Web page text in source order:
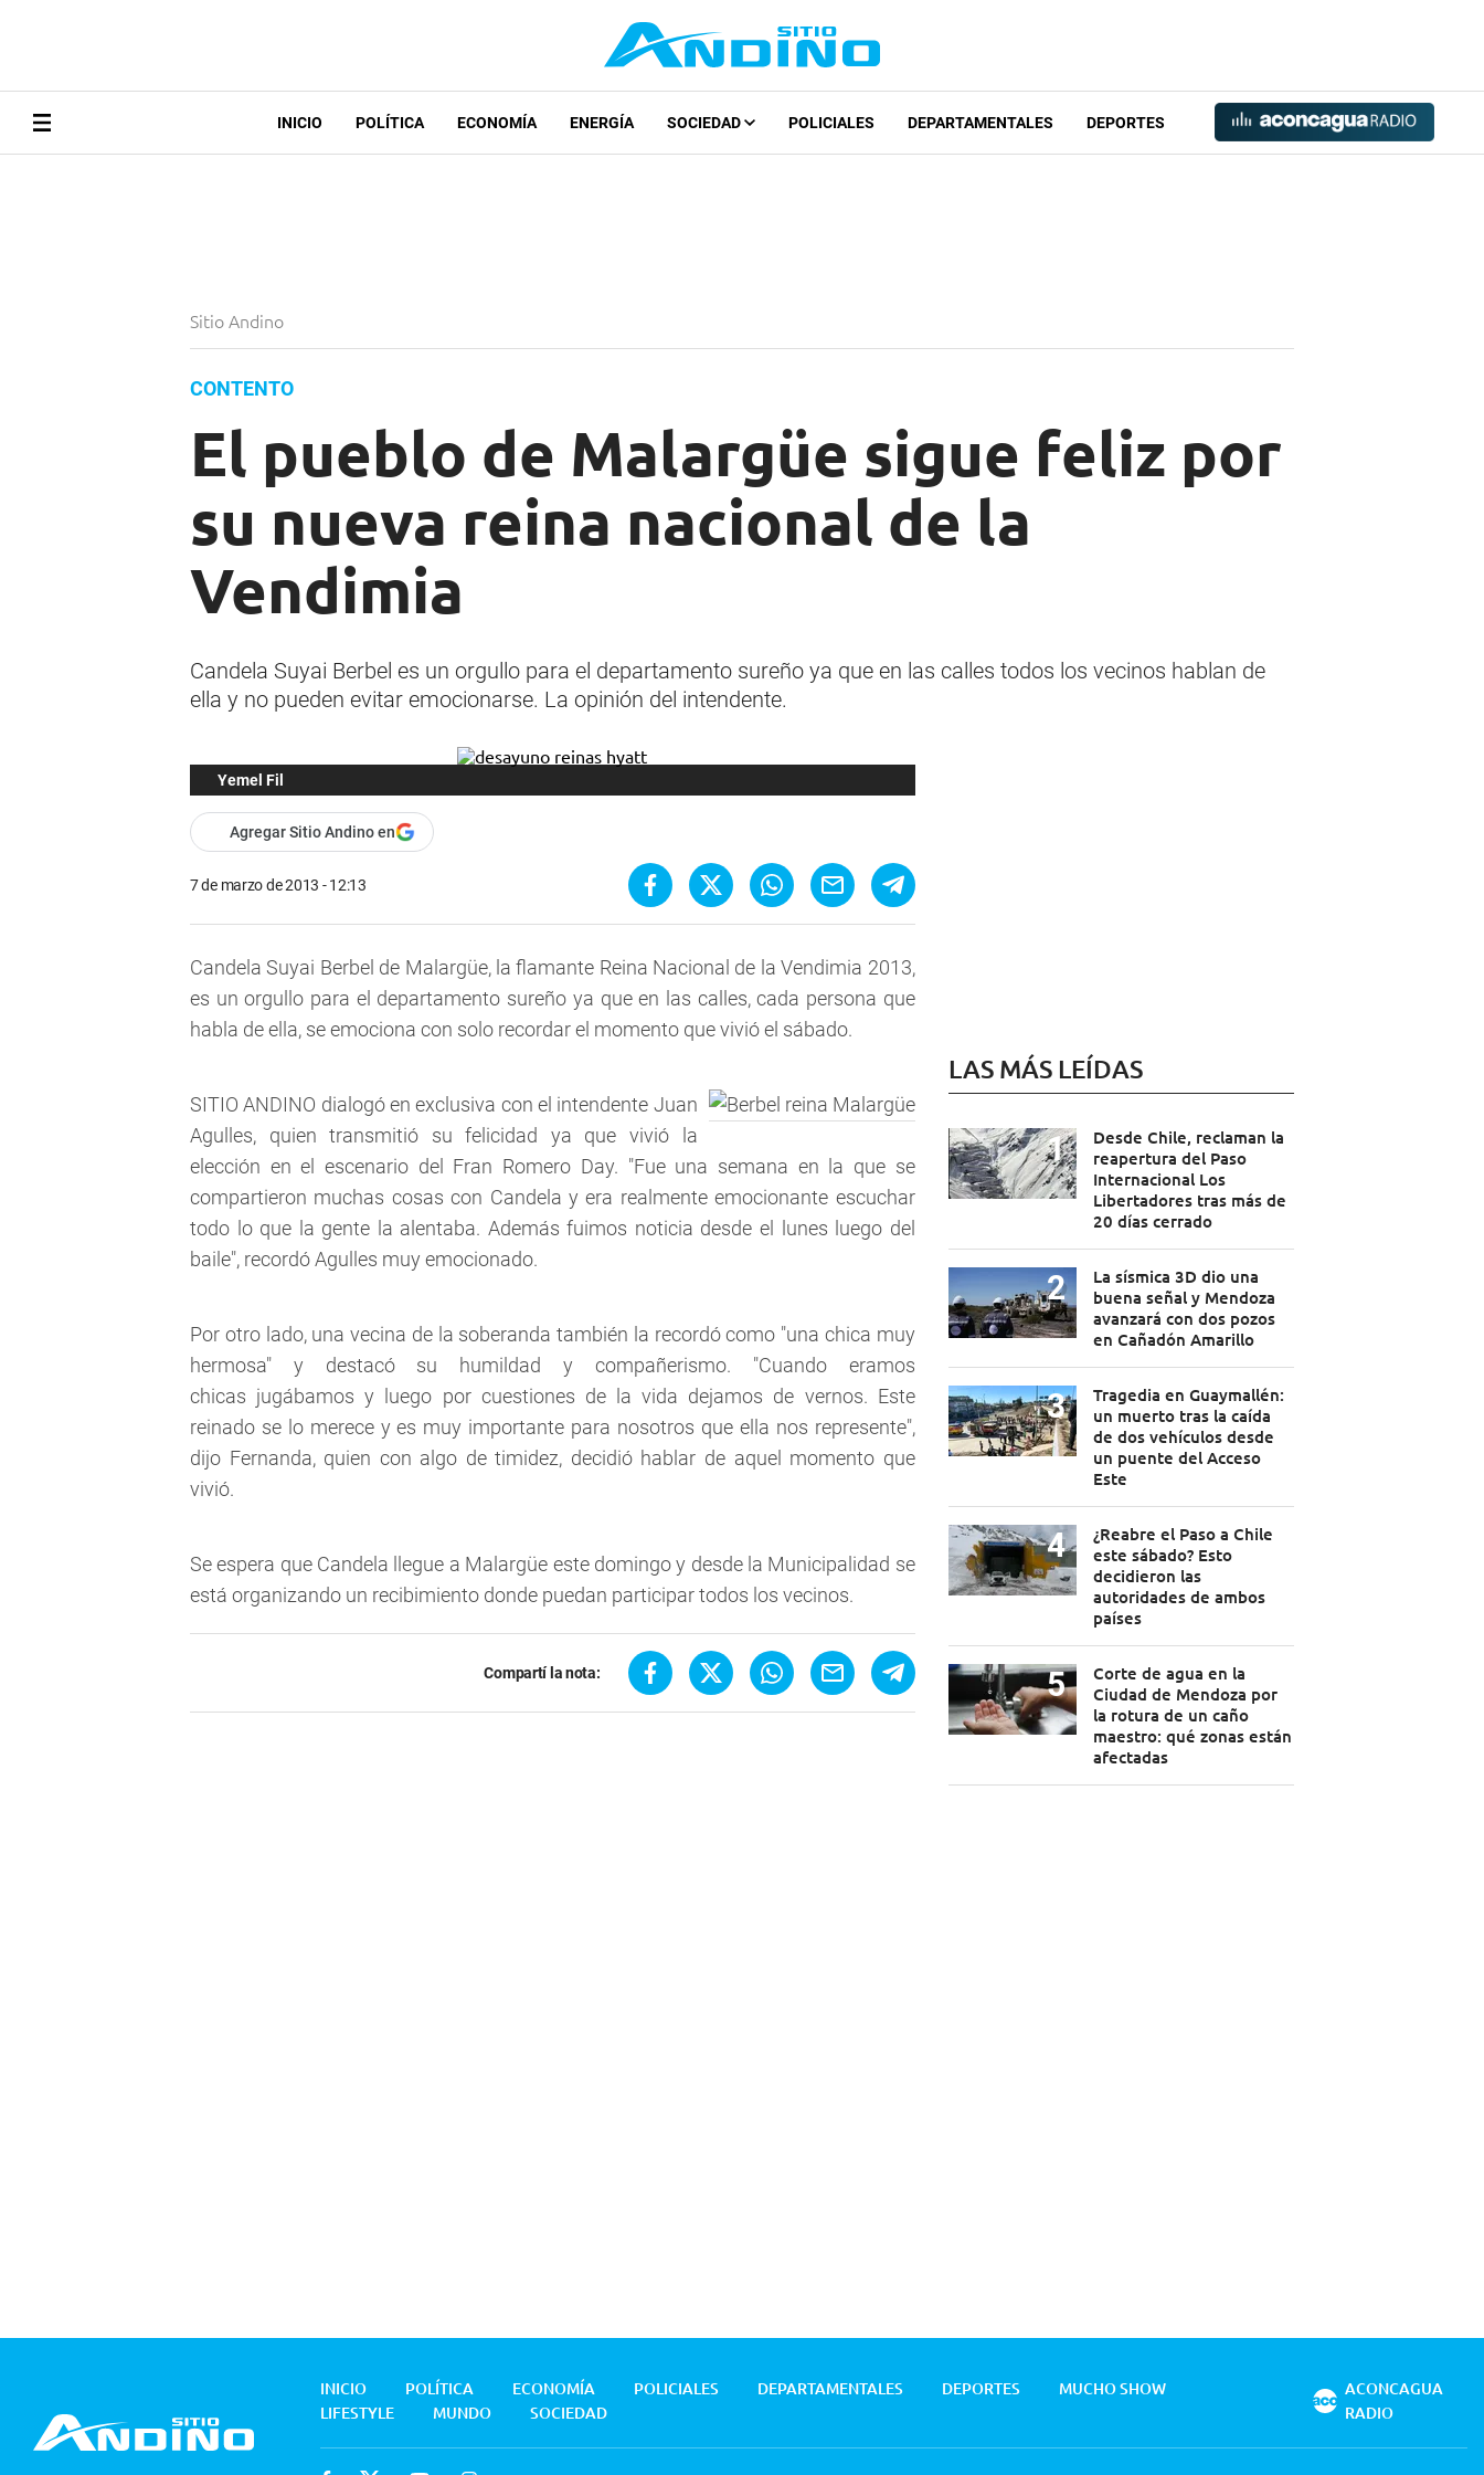
INICIO POLÍTICA ECONOMÍA ENERGÍA SOCIEDAD POLICIALES DEPARTAMENTALES DEPORTES
Sitio Andino
CONTENTO
El pueblo de Malargüe sigue feliz por
su nueva reina nacional de la
Vendimia
Candela Suyai Berbel es un orgullo para el departamento sureño ya que en las calles todos los vecinos hablan de
ella y no pueden evitar emocionarse. La opinión del intendente.
Yemel Fil
Agregar Sitio Andino en
7 de marzo de 2013 - 12:13
Candela Suyai Berbel de Malargüe, la flamante Reina Nacional de la Vendimia 2013,
es un orgullo para el departamento sureño ya que en las calles, cada persona que
habla de ella, se emociona con solo recordar el momento que vivió el sábado.
SITIO ANDINO dialogó en exclusiva con el intendente Juan
Agulles, quien transmitió su felicidad ya que vivió la
elección en el escenario del Fran Romero Day. "Fue una semana en la que se
compartieron muchas cosas con Candela y era realmente emocionante escuchar
todo lo que la gente la alentaba. Además fuimos noticia desde el lunes luego del
baile", recordó Agulles muy emocionado.
Por otro lado, una vecina de la soberanda también la recordó como "una chica muy
hermosa" y destacó su humildad y compañerismo. "Cuando eramos
chicas jugábamos y luego por cuestiones de la vida dejamos de vernos. Este
reinado se lo merece y es muy importante para nosotros que ella nos represente",
dijo Fernanda, quien con algo de timidez, decidió hablar de aquel momento que
vivió.
Se espera que Candela llegue a Malargüe este domingo y desde la Municipalidad se
está organizando un recibimiento donde puedan participar todos los vecinos.
Compartí la nota:
LAS MÁS LEÍDAS
Desde Chile, reclaman la
reapertura del Paso
Internacional Los
Libertadores tras más de
20 días cerrado
La sísmica 3D dio una
buena señal y Mendoza
avanzará con dos pozos
en Cañadón Amarillo
Tragedia en Guaymallén:
un muerto tras la caída
de dos vehículos desde
un puente del Acceso
Este
¿Reabre el Paso a Chile
este sábado? Esto
decidieron las
autoridades de ambos
países
Corte de agua en la
Ciudad de Mendoza por
la rotura de un caño
maestro: qué zonas están
afectadas
INICIO POLÍTICA ECONOMÍA POLICIALES DEPARTAMENTALES DEPORTES
MUCHO SHOW
LIFESTYLE
MUNDO SOCIEDAD
ACONCAGUA
RADIO